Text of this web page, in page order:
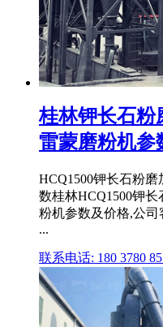
桂林钾长石粉
雷蒙磨粉机参
HCQ1500钾长石粉
数桂林HCQ1500钾
粉机参数及价格,公
...
联系电话: 180 3780